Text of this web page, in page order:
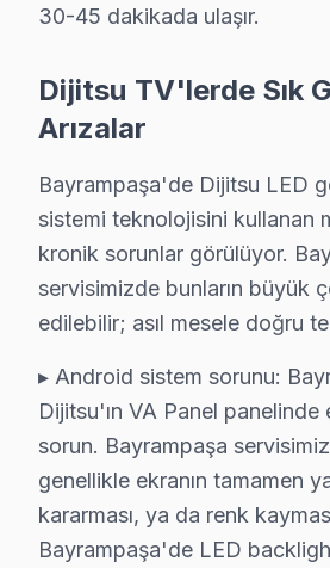
Bayrampaşa teknisyenlerimiz
Osiloskop, ESR ölçer ve
• Yazılım ve Firmware
Smart televizyon yazılım
• Bayrampaşa'de Sürekli
Bayrampaşa servisimizde
» Ekibimiz, her servis işlemini
Bayrampaşa'de televizyon
Bayrampaşa Dijitsu servis
Bayrampaşa Dijitsu uzman
Bayrampaşa'de Dijitsu servis
Bayrampaşa'de Dijitsu teknik
Bayrampaşa Dijitsu servis ekibi
30-45 dakikada ulaşır.
Dijitsu TV'lerde Sık
Arızalar
Bayrampaşa'de Dijitsu LED
sistemi teknolojisini kullanan
kronik sorunlar görülüyor.
servisimizde bunların büyük
edilebilir; asıl mesele doğru
▸ Android sistem sorunu:
Dijitsu'ın VA Panel panelinde
sorun. Bayrampaşa
genellikle ekranın tamamen
kararması, ya da renk
Bayrampaşa'de LED